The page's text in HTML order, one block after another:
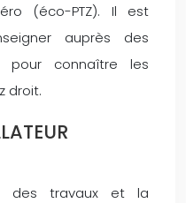
(éco-PTZ). Il est
auprès des
pour connaître les
droit.
des travaux et la